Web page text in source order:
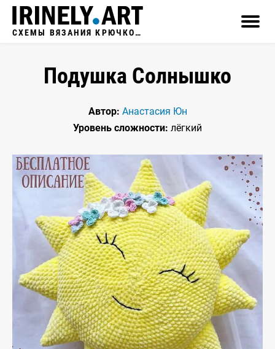
СХЕМЫ ВЯЗАНИЯ КРЮЧКОМ
Подушка Солнышко
Автор: Анастасия Юн
Уровень сложности: лёгкий